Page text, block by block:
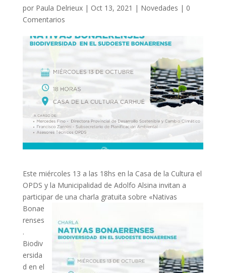
por Paula Delrieux| Oct 13, 2021 | Novedades | 0
Comentarios
Este miércoles 13 a las 18hs en la Casa de la Cultura el
OPDS y la Municipalidad de Adolfo Alsina invitan a
participar de una charla gratuita sobre «Nativas
Bonae
renses
.
Biodiv
ersida
d en el